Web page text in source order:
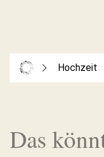
Hochzeit
Das